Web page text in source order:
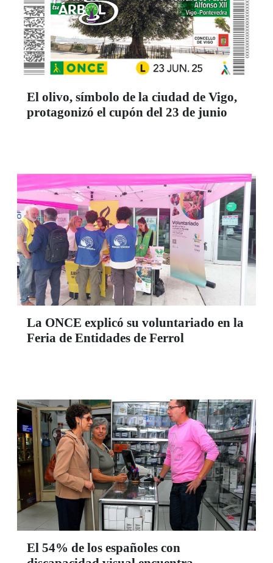
El olivo, símbolo de la ciudad de Vigo,
protagonizó el cupón del 23 de junio
La ONCE explicó su voluntariado en la
Feria de Entidades de Ferrol
El 54% de los españoles con